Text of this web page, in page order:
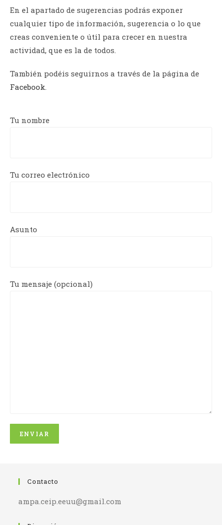
En el apartado de sugerencias podrás exponer
cualquier tipo de información, sugerencia o lo que
creas conveniente o útil para crecer en nuestra
actividad, que es la de todos.
También podéis seguirnos a través de la página de
Facebook.
Tu nombre
Tu correo electrónico
Asunto
Tu mensaje (opcional)
Contacto
ampa.ceip.eeuu@gmail.com